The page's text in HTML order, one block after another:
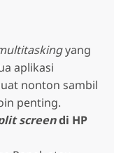
yang
aplikasi
nonton sambil
penting.
screendi HP